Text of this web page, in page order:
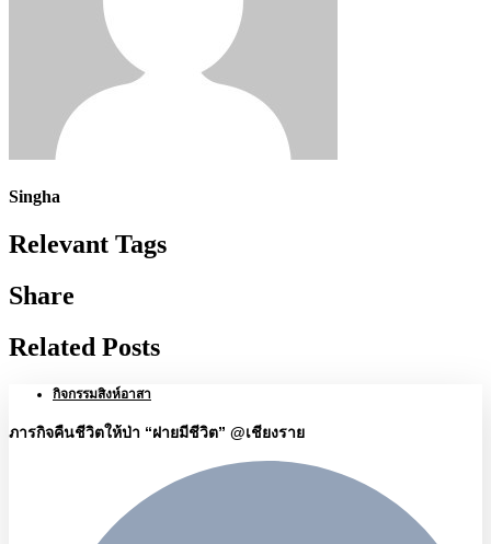
Singha
Relevant Tags
Share
Related Posts
กิจกรรมสิงห์อาสา
ภารกิจคืนชีวิตให้ป่า “ฝายมีชีวิต” @เชียงราย